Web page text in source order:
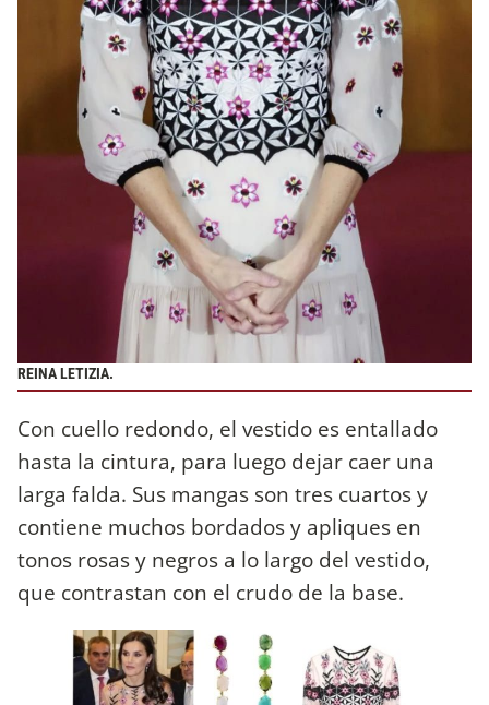
REINA LETIZIA.
Con cuello redondo, el vestido es entallado
hasta la cintura, para luego dejar caer una
larga falda. Sus mangas son tres cuartos y
contiene muchos bordados y apliques en
tonos rosas y negros a lo largo del vestido,
que contrastan con el crudo de la base.